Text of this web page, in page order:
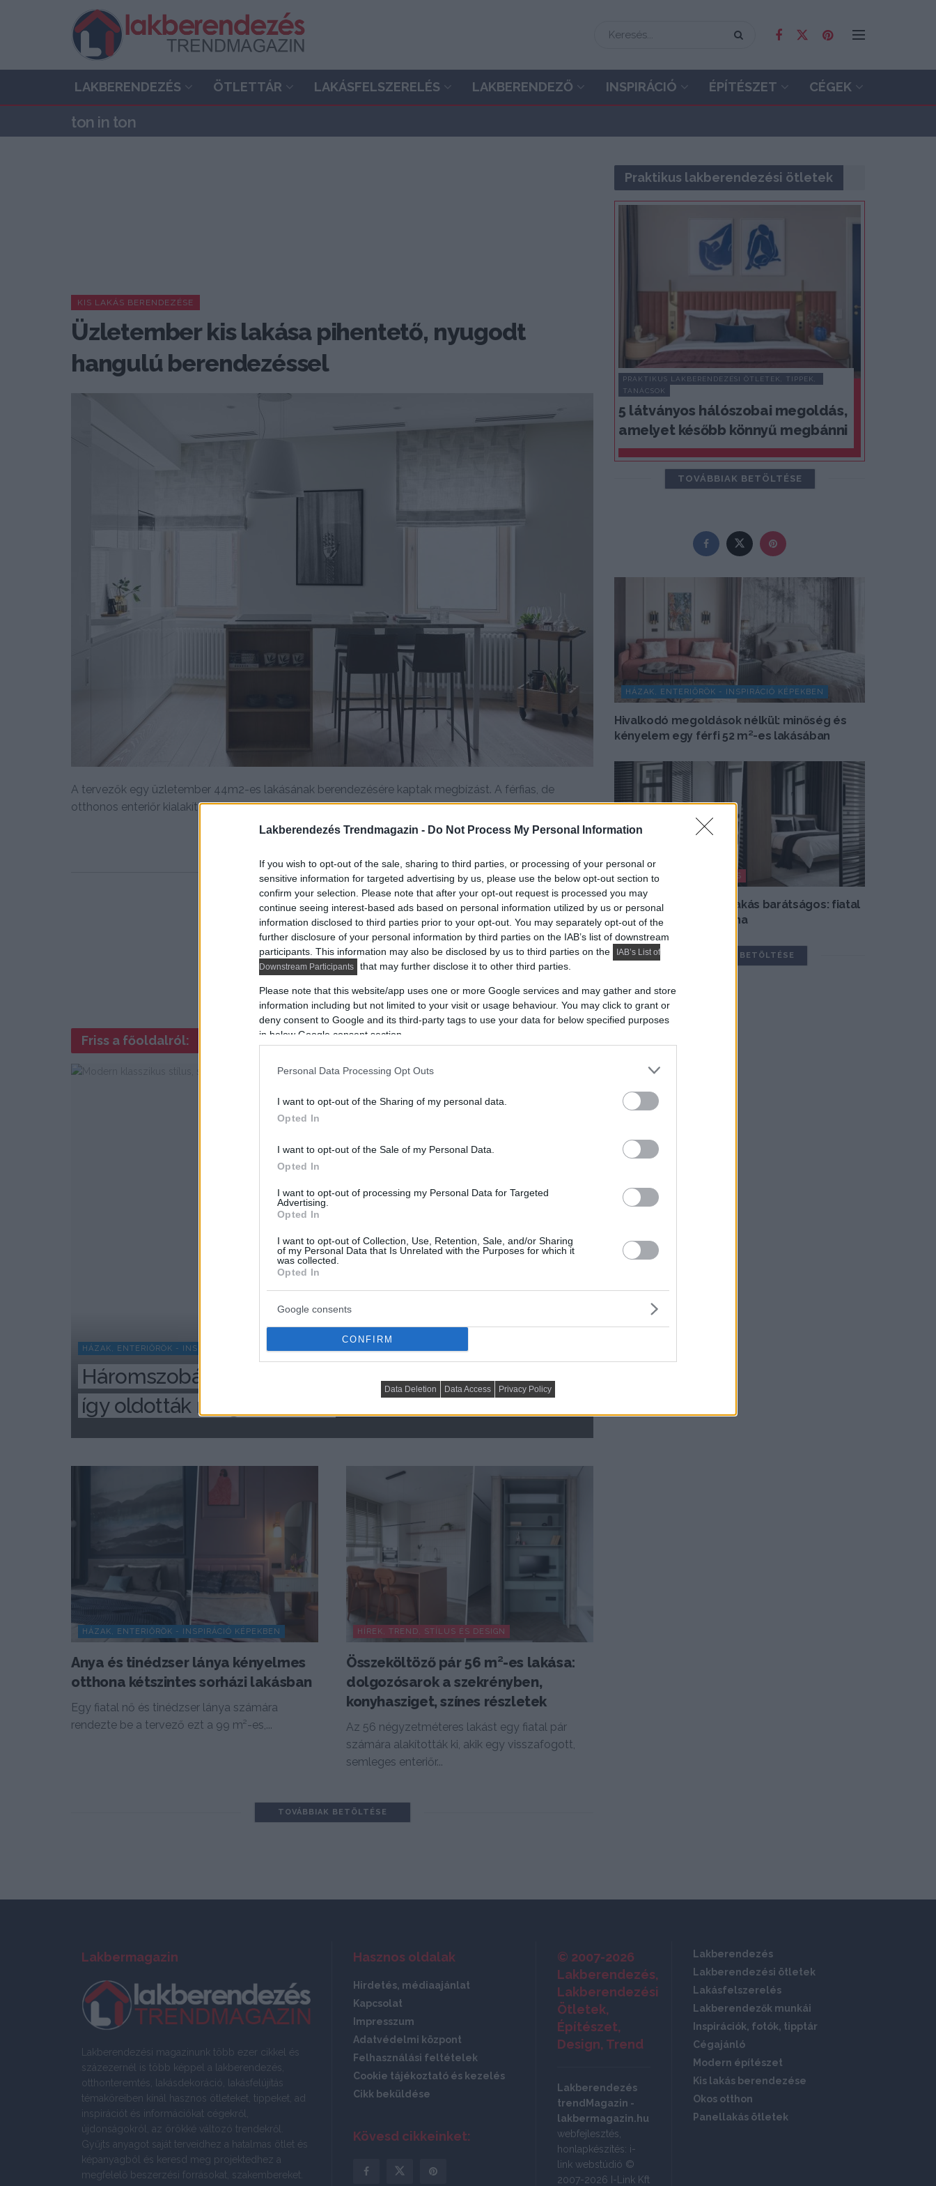
Lakberendezés Trendmagazin - Do Not Process My Personal Information
If you wish to opt-out of the sale, sharing to third parties, or processing of your personal or
sensitive information for targeted advertising by us, please use the below opt-out section to
confirm your selection. Please note that after your opt-out request is processed you may
continue seeing interest-based ads based on personal information utilized by us or personal
information disclosed to third parties prior to your opt-out. You may separately opt-out of the
further disclosure of your personal information by third parties on the IAB’s list of downstream
participants. This information may also be disclosed by us to third parties on the
IAB’s List of
Downstream Participants
that may further disclose it to other third parties.
Please note that this website/app uses one or more Google services and may gather and store
information including but not limited to your visit or usage behaviour. You may click to grant or
deny consent to Google and its third-party tags to use your data for below specified purposes
in below Google consent section.
Personal Data Processing Opt Outs
I want to opt-out of the Sharing of my personal data.
Opted In
I want to opt-out of the Sale of my Personal Data.
Opted In
I want to opt-out of processing my Personal Data for Targeted
Advertising.
Opted In
I want to opt-out of Collection, Use, Retention, Sale, and/or Sharing
of my Personal Data that Is Unrelated with the Purposes for which it
was collected.
Opted In
Google consents
CONFIRM
Data Deletion Data Access Privacy Policy
LAKBERENDEZÉS ÖTLETTÁR LAKÁSFELSZERELÉS LAKBERENDEZŐ INSPIRÁCIÓ ÉPÍTÉSZET CÉGEK
ton in ton
KIS LAKÁS BERENDEZÉSE
Üzletember kis lakása pihentető, nyugodt
hangulú berendezéssel
A tervezők egy üzletember 44m2-es lakásának berendezésére kaptak megbízást. A férfias, de
otthonos enteriőr kialakításához modern...
DETAILS
Friss a főoldalról:
HÁZAK, ENTERIŐRÖK - INSPIRÁCIÓ KÉPEKBEN
Háromszobás lakást kellett négyszobássá alakítani:
így oldották meg 73 m²-en
HÁZAK, ENTERIŐRÖK - INSPIRÁCIÓ KÉPEKBEN
Anya és tinédzser lánya kényelmes
otthona kétszintes sorházi lakásban
Egy fiatal nő és tinédzser lánya számára
rendezte be a tervező ezt a 99 m²-es,...
HÍREK, TREND, STÍLUS ÉS DESIGN
Összeköltöző pár 56 m²-es lakása:
dolgozósarok a szekrényben,
konyhasziget, színes részletek
Az 56 négyzetméteres lakást egy fiatal pár
számára alakították ki, akik egy visszafogott,
semleges enteriőr...
TOVÁBBIAK BETÖLTÉSE
Praktikus lakberendezési ötletek
PRAKTIKUS LAKBERENDEZÉSI ÖTLETEK, TIPPEK,
TANÁCSOK
5 látványos hálószobai megoldás,
amelyet később könnyű megbánni
TOVÁBBIAK BETÖLTÉSE
HÁZAK, ENTERIŐRÖK - INSPIRÁCIÓ KÉPEKBEN
Hivalkodó megoldások nélkül: minőség és
kényelem egy férfi 52 m²-es lakásában
MODERN LAKBERENDEZÉS
Így lett a minimalista lakás barátságos: fiatal
pár új, 60 m²-es otthona
TOVÁBBIAK BETÖLTÉSE
Lakbermagazin
Lakberendezési magazinunk több ezer cikkel és
százezernél is több képpel a lakberendezés,
otthonteremtés, lakásdekoráció, lakásfelújítás
témaköreiben kínál hasznos ötleteket, tippeket, ad
inspirációt és információkat cégekről,
újdonságokról, az örökké változó trendekről.
Gyűjts anyagot saját terveidhez a hatalmas ötlet és
képanyagból és keresd meg projektedhez a
megfelelő beszerzési forrásokat, szakembereket.
Hasznos oldalak
Hirdetés, médiaajánlat
Kapcsolat
Impresszum
Adatvédelmi központ
Felhasználási feltételek
Cookie tájékoztató és kezelés
Cikk beküldése
Kövesd cikkeinket:
© 2007-2026
Lakberendezés,
Lakberendezési
Ötletek,
Építészet,
Design, Trend
Lakberendezés
trendMagazin -
lakbermagazin.hu
webfejlesztés,
honlapkészítés: i-
link webstúdió ©
2007-2026 I-Link Kft
Lakberendezés
Lakberendezési ötletek
Lakásfelszerelés
Lakberendezők munkái
Inspirációk, fotók, tipptár
Cégajánló
Modern építészet
Kis lakás berendezése
Okos otthon
Panellakás ötletek